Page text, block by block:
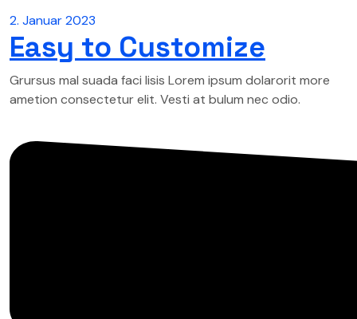
2. Januar 2023
Easy to Customize
Grursus mal suada faci lisis Lorem ipsum dolarorit more
ametion consectetur elit. Vesti at bulum nec odio.